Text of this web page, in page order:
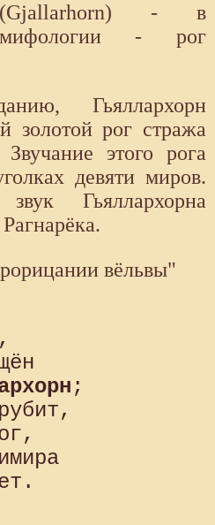
(Gjallarhorn) - в
мифологии - рог
Гьяллархорн
золотой рог стража
этого рога
девяти миров.
Гьяллархорна
вёльвы"
;